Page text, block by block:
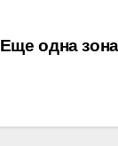
Еще одна